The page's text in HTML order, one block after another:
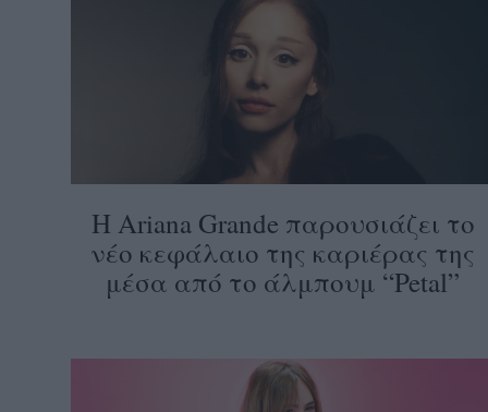
Η Ariana Grande παρουσιάζει το
νέο κεφάλαιο της καριέρας της
μέσα από το άλμπουμ “Petal”